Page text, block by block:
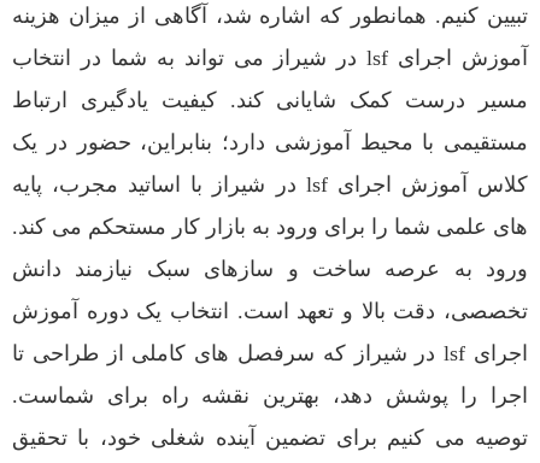
تبیین کنیم. همانطور که اشاره شد، آگاهی از میزان هزینه
آموزش اجرای lsf در شیراز می تواند به شما در انتخاب
مسیر درست کمک شایانی کند. کیفیت یادگیری ارتباط
مستقیمی با محیط آموزشی دارد؛ بنابراین، حضور در یک
کلاس آموزش اجرای lsf در شیراز با اساتید مجرب، پایه
های علمی شما را برای ورود به بازار کار مستحکم می کند.
ورود به عرصه ساخت و سازهای سبک نیازمند دانش
تخصصی، دقت بالا و تعهد است. انتخاب یک دوره آموزش
اجرای lsf در شیراز که سرفصل های کاملی از طراحی تا
اجرا را پوشش دهد، بهترین نقشه راه برای شماست.
توصیه می کنیم برای تضمین آینده شغلی خود، با تحقیق